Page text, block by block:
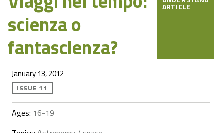
scienza o
fantascienza?
ARTICLE
January 13, 2012
ISSUE 11
Ages: 16-19